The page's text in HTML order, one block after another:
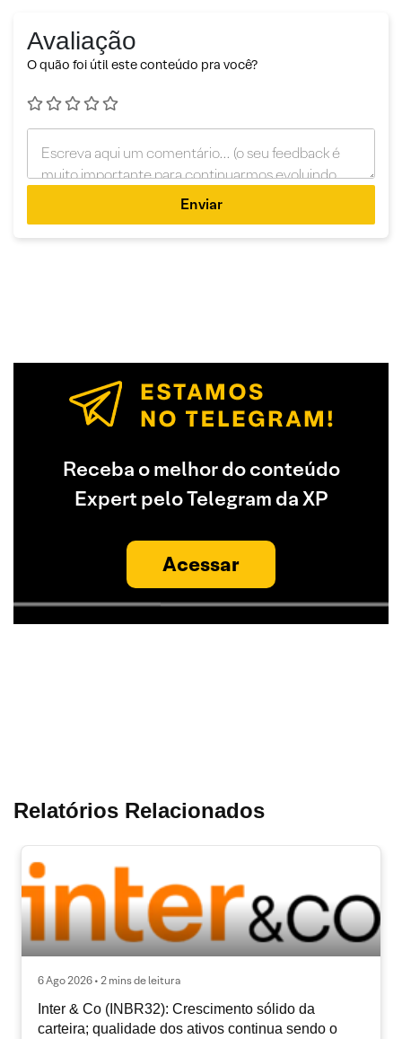
Avaliação
O quão foi útil este conteúdo pra você?
Enviar
Receba o melhor do conteúdo
Expert pelo Telegram da XP
Acessar
Relatórios Relacionados
6 Ago 2026 • 2 mins de leitura
Inter & Co (INBR32): Crescimento sólido da
carteira; qualidade dos ativos continua sendo o